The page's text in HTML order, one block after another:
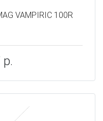
VAMPIRIC 100R